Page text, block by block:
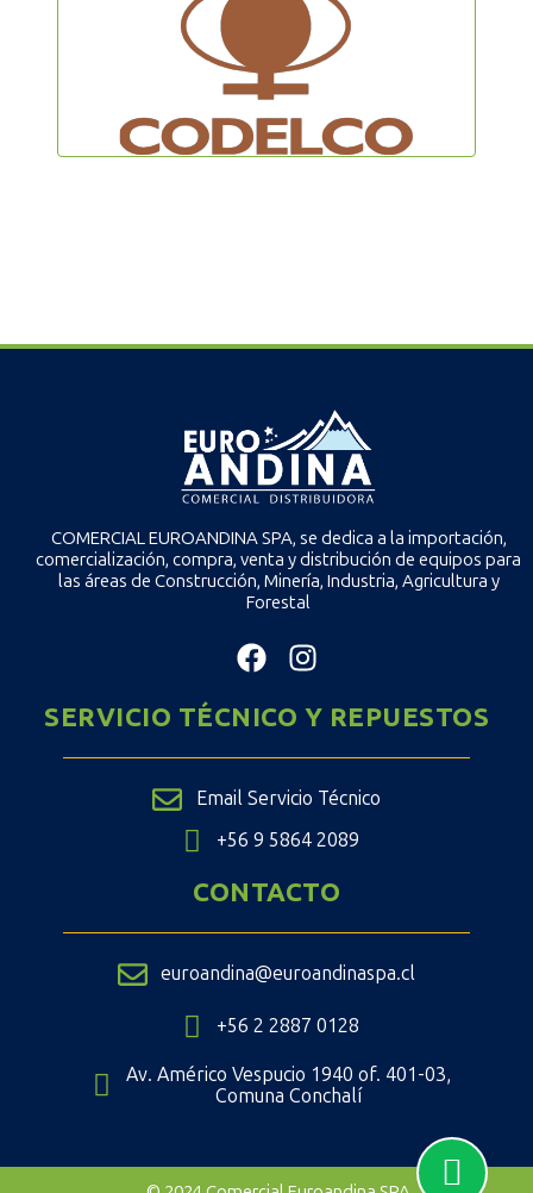
COMERCIAL EUROANDINA SPA, se dedica a la importación,
comercialización, compra, venta y distribución de equipos para
las áreas de Construcción, Minería, Industria, Agricultura y
Forestal
SERVICIO TÉCNICO Y REPUESTOS
Email Servicio Técnico
+56 9 5864 2089
CONTACTO
euroandina@euroandinaspa.cl
+56 2 2887 0128
Av. Américo Vespucio 1940 of. 401-03,
Comuna Conchalí